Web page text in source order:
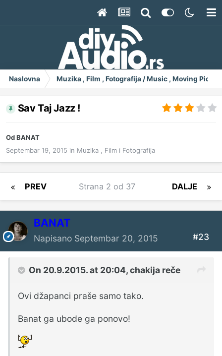
Naslovna Muzika , Film , Fotografija / Music , Moving
Sav Taj Jazz !
OdBANAT
Septembar 19, 2015 in Muzika , Film i Fotografija
PREV DALJE
Strana 2 od 37
BANAT
Napisano Septembar 20, 2015 #23
On 20.9.2015. at 20:04, chakija reče
Ovi džapanci praše samo tako.
Banat ga ubode ga ponovo!